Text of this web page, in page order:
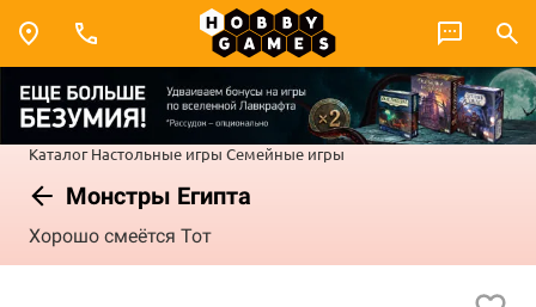
Каталог Настольные игры Семейные игры
Монстры Египта
Хорошо смеётся Тот